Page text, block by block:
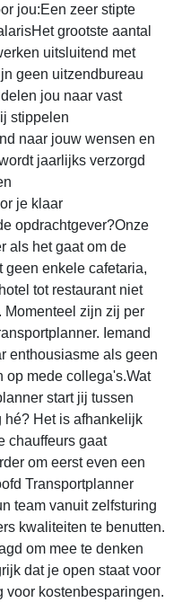
jou:Een zeer stipte
grootste aantal
uitsluitend met
geen uitzendbureau
jou naar vast
stippelen
naar jouw wensen en
jaarlijks verzorgd
je klaar
opdrachtgever?Onze
als het gaat om de
geen enkele cafetaria,
tot restaurant niet
Momenteel zijn zij per
Iemand
enthousiasme als geen
op mede collega's.Wat
start jij tussen
hé? Het is afhankelijk
chauffeurs gaat
om eerst even een
Transportplanner
team vanuit zelfsturing
kwaliteiten te benutten.
om mee te denken
dat je open staat voor
voor kostenbesparingen.